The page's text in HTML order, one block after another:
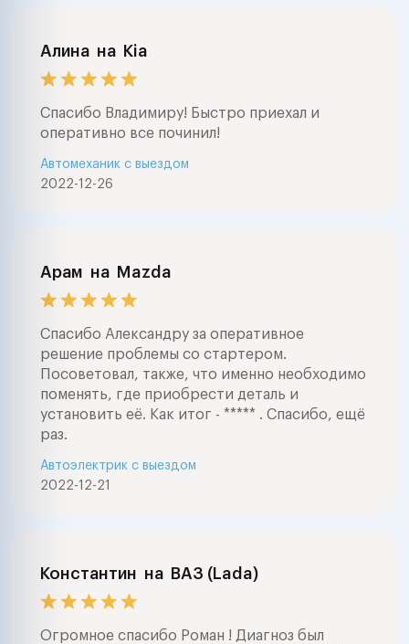
Алина на Kia
Спасибо Владимиру! Быстро приехал и
оперативно все починил!
2022-12-26
Автомеханик с выездом
Арам на Mazda
Спасибо Александру за оперативное
решение проблемы со стартером.
Посоветовал, также, что именно необходимо
поменять, где приобрести деталь и
установить её. Как итог - ***** . Спасибо, ещё
раз.
2022-12-21
Автоэлектрик с выездом
Константин на ВАЗ (Lada)
Огромное спасибо Роман ! Диагноз был